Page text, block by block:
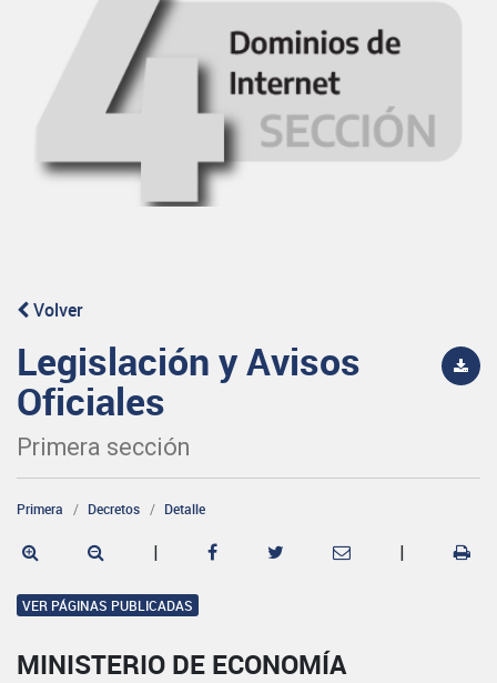
Volver
Legislación y Avisos
Oficiales
Primera sección
Primera Decretos Detalle
| |
VER PÁGINAS PUBLICADAS
MINISTERIO DE ECONOMÍA